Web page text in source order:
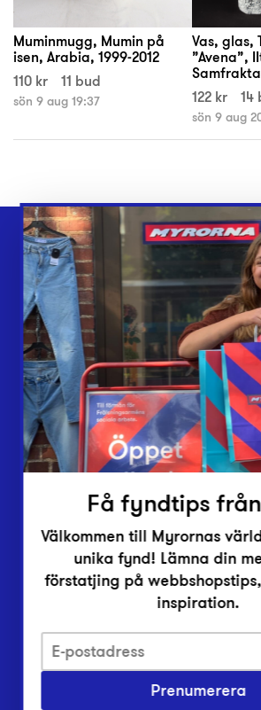
Muminmugg, Mumin på
isen, Arabia, 1999-2012
110 kr
11 bud
sön 9 aug 19:37
Vas, glas,
”Avena”,
122 kr
14
sön 9 aug
Webbshop
Butiker
Lämna in
Vårt överskott
Inlämningsplatser
Om Myrorna
Lediga jobb
Pressrum
Integritetsskyddspolicy
Har du frågor om onlineköp, leverans eller
Få fyndtips
Välkommen till Myrornas
unika fynd! Lämna din
förstatjing på
inspiration.
Prenumerera